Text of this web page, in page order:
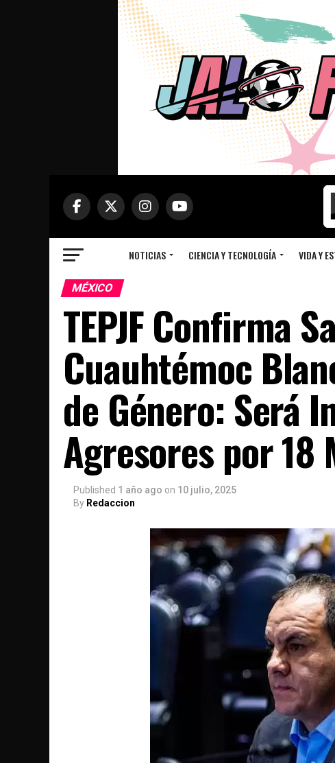
NOTICIAS CIENCIA Y TECNOLOGÍA VIDA Y
MÉXICO
TEPJF Confirma
Cuauhtémoc
de Género: Será
Agresores por 18
Published 1 año ago on 10 julio, 2025
By Redaccion